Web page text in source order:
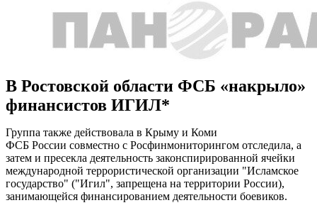
В Ростовской области ФСБ «накрыло»
финансистов ИГИЛ*
Группа также действовала в Крыму и Коми
ФСБ России совместно с Росфинмониторингом отследила, а
затем и пресекла деятельность законспирированной ячейки
международной террористической организации "Исламское
государство" ("Игил", запрещена на территории России),
занимающейся финансированием деятельности боевиков.